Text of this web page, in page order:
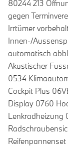
80244 213
gegen
Irrtümer
Innen-/
automatisch
Akustischer
0534
Cockpit Plus
Display 0760
Lenkradheizung